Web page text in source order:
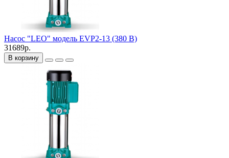
Насос "LEO" модель EVP2-13 (380 В)
31689р.
В корзину